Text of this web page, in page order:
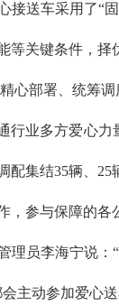
接送车采用了“
关键条件，择
心部署、统筹
行业多方爱心
集结35辆、
，参与保障的
理员李海宁说
主动参加爱心